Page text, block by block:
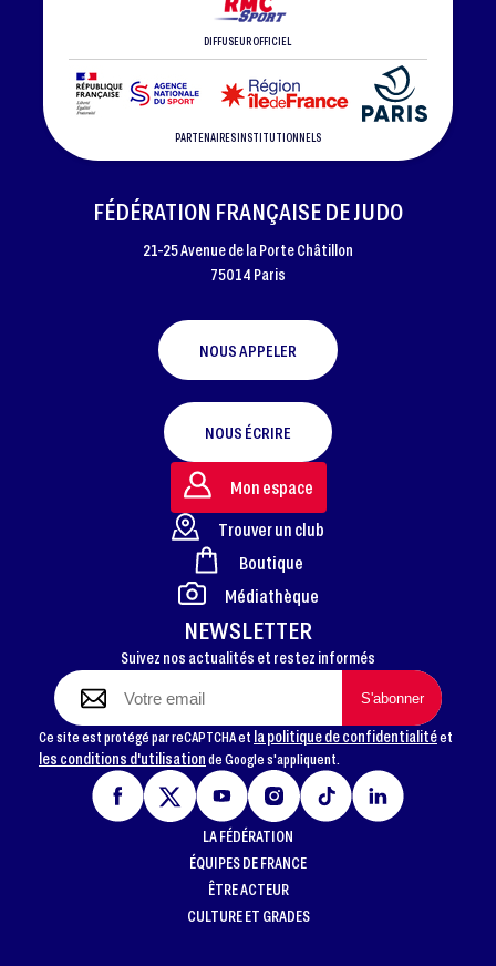
DIFFUSEUR OFFICIEL
PARTENAIRES INSTITUTIONNELS
FOOTER
FÉDÉRATION FRANÇAISE DE JUDO
21-25 Avenue de la Porte Châtillon
75014 Paris
NOUS APPELER
NOUS ÉCRIRE
NEWSLETTER
Suivez nos actualités et restez informés
Ce site est protégé par reCAPTCHA et la politique de confidentialitéet
les conditions d'utilisationde Google s'appliquent.
Mon espace
Trouver un club
Boutique
Médiathèque
LA FÉDÉRATION
ÉQUIPES DE FRANCE
ÊTRE ACTEUR
CULTURE ET GRADES